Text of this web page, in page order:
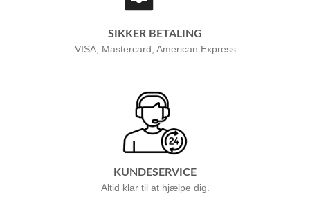
SIKKER BETALING
VISA, Mastercard, American Express
KUNDESERVICE
Altid klar til at hjælpe dig.